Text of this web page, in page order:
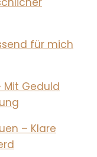
für mich
Geduld
– Klare